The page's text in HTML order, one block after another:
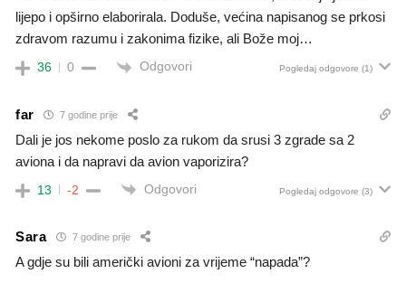
lijepo i opširno elaborirala. Doduše, većina napisanog se prkosi
zdravom razumu i zakonima fizike, ali Bože moj…
36 0 Odgovori Pogledaj odgovore (1)
far 7 godine prije
Dali je jos nekome poslo za rukom da srusi 3 zgrade sa 2
aviona i da napravi da avion vaporizira?
13 -2 Odgovori Pogledaj odgovore (3)
Sara 7 godine prije
A gdje su bili američki avioni za vrijeme “napada”?